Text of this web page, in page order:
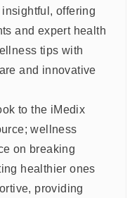
offering
and expert health
tips with
and innovative
to the iMedix
wellness
on breaking
healthier ones
providing